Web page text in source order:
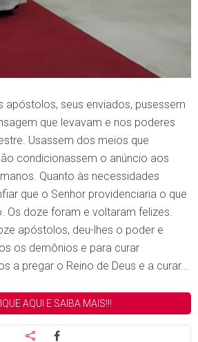
apóstolos, seus enviados, pusessem
que levavam e nos poderes
Usassem dos meios que
condicionassem o anúncio aos
Quanto às necessidades
que o Senhor providenciaria o que
Os doze foram e voltaram felizes.
apóstolos, deu-lhes o poder e
os demônios e para curar
a pregar o Reino de Deus e a curar...
AQUI E SAIBA MAIS!!!